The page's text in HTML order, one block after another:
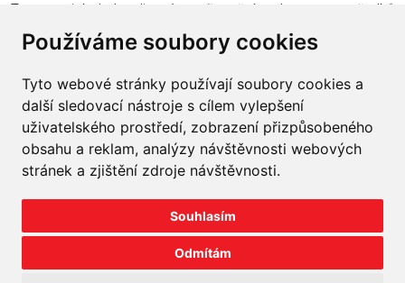
Používáme soubory cookies
Tyto webové stránky používají soubory cookies a
další sledovací nástroje s cílem vylepšení
uživatelského prostředí, zobrazení přizpůsobeného
obsahu a reklam, analýzy návštěvnosti webových
stránek a zjištění zdroje návštěvnosti.
Souhlasím
Odmítám
Tento projekt byl realizován za finanční podpory z prostředků
obchodu v programu The Country for the Future
2026prodej-pneu.cz
Napište nám
Velkoobchod